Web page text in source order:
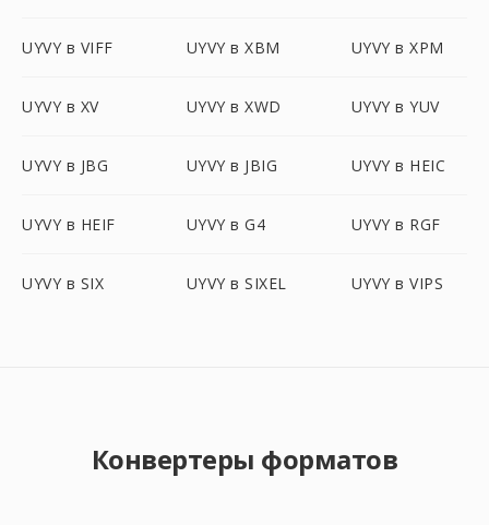
UYVY в VIFF UYVY в XBM UYVY в XPM
UYVY в XV UYVY в XWD UYVY в YUV
UYVY в JBG UYVY в JBIG UYVY в HEIC
UYVY в HEIF UYVY в G4 UYVY в RGF
UYVY в SIX UYVY в SIXEL UYVY в VIPS
Конвертеры форматов